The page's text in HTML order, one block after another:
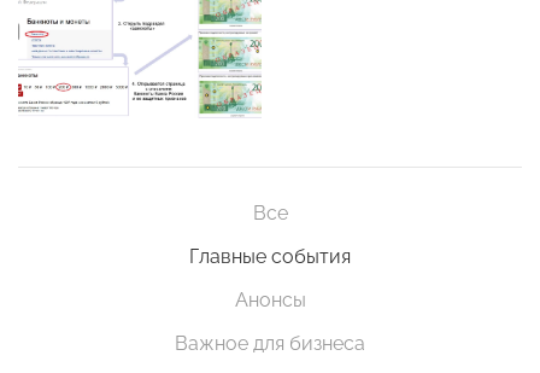
Все
Главные события
Анонсы
Важное для бизнеса